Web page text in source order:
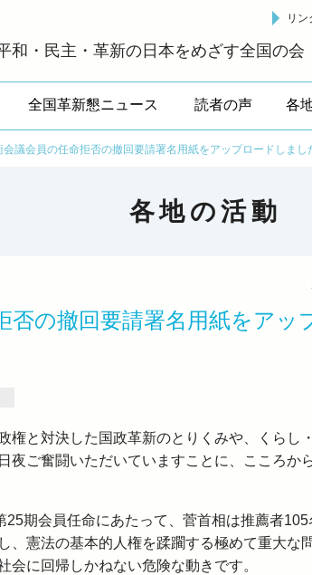
和・民主・革新の日本をめざす全国の会
リン
全国革新懇ニュース 読者の声 各
会議会員の任命拒否の撤回要請署名用紙をアップロードしまし
各地の活動
否の撤回要請署名用紙をアッ
と対決した国政革新のとりくみや、くらし
夜ご奮闘いただいていますことに、こころか
期会員任命にあたって、菅首相は推薦者
、憲法の基本的人権を蹂躙する極めて重大な
会に回帰しかねない危険な動きです。